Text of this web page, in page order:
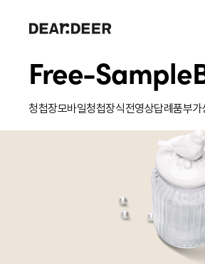
Free-Sample
청첩장모바일청첩장식전영상답례품부가